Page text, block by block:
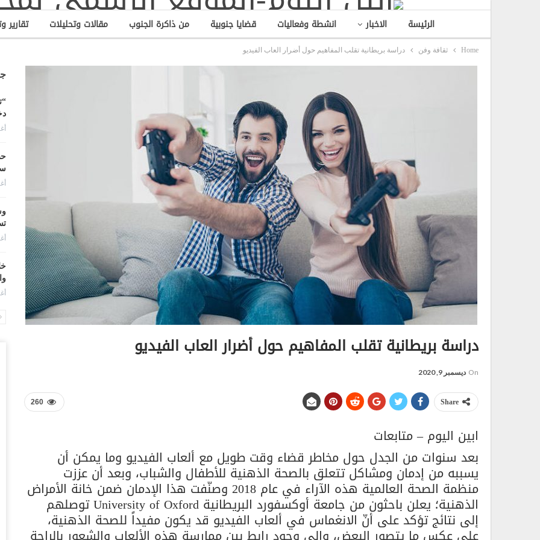
الرئيسة الاخبار انشطة وفعاليات قضايا جنوبية من ذاكرة الجنوب مقالات وتحليلات تقارير
Home ثقافة وفن دراسة بريطانية تقلب المفاهيم حول أضرار العاب الفيديو
دراسة بريطانية تقلب المفاهيم حول أضرار العاب الفيديو
On ديسمبر 9, 2020
260 Share
ابين اليوم – متابعات
بعد سنوات من الجدل حول مخاطر قضاء وقت طويل مع ألعاب الفيديو وما يمكن أن
يسببه من إدمان ومشاكل تتعلق بالصحة الذهنية للأطفال والشباب، وبعد أن عززت
منظمة الصحة العالمية هذه الآراء في عام 2018 وصنّفت هذا الإدمان ضمن خانة الأمراض
الذهنية؛ يعلن باحثون من جامعة أوكسفورد البريطانية University of Oxford توصلهم
إلى نتائج تؤكد على أنّ الانغماس في ألعاب الفيديو قد يكون مفيداً للصحة الذهنية،